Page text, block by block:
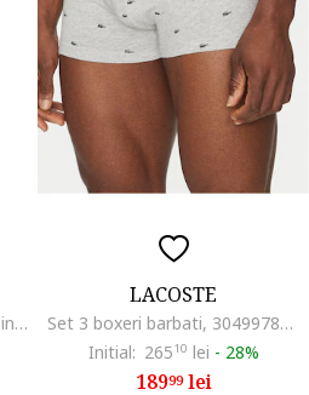
Set de boxeri cu banda logo in talie - 6 perechi, Alb
LACOSTE
Set 3 boxeri barbati, 304997822, Bumbac, Multicolor, Multicolor
Initial: 26510 lei - 28%
18999lei